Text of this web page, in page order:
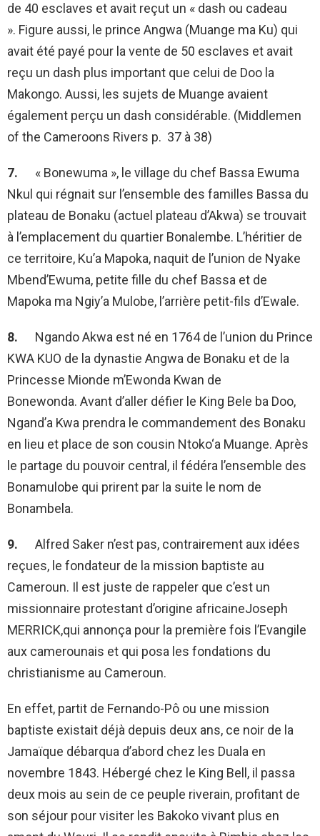
de 40 esclaves et avait reçut un « dash ou cadeau
». Figure aussi, le prince Angwa (Muange ma Ku) qui
avait été payé pour la vente de 50 esclaves et avait
reçu un dash plus important que celui de Doo la
Makongo. Aussi, les sujets de Muange avaient
également perçu un dash considérable. (Middlemen
of the Cameroons Rivers p. 37 à 38)
7. « Bonewuma », le village du chef Bassa Ewuma
Nkul qui régnait sur l’ensemble des familles Bassa du
plateau de Bonaku (actuel plateau d’Akwa) se trouvait
à l’emplacement du quartier Bonalembe. L’héritier de
ce territoire, Ku’a Mapoka, naquit de l’union de Nyake
Mbend’Ewuma, petite fille du chef Bassa et de
Mapoka ma Ngiy’a Mulobe, l’arrière petit-fils d’Ewale.
8. Ngando Akwa est né en 1764 de l’union du Prince
KWA KUO de la dynastie Angwa de Bonaku et de la
Princesse Mionde m’Ewonda Kwan de
Bonewonda. Avant d’aller défier le King Bele ba Doo,
Ngand’a Kwa prendra le commandement des Bonaku
en lieu et place de son cousin Ntoko‘a Muange. Après
le partage du pouvoir central, il fédéra l’ensemble des
Bonamulobe qui prirent par la suite le nom de
Bonambela.
9. Alfred Saker n’est pas, contrairement aux idées
reçues, le fondateur de la mission baptiste au
Cameroun. Il est juste de rappeler que c’est un
missionnaire protestant d’origine africaineJoseph
MERRICK,qui annonça pour la première fois l’Evangile
aux camerounais et qui posa les fondations du
christianisme au Cameroun.
En effet, partit de Fernando-Pô ou une mission
baptiste existait déjà depuis deux ans, ce noir de la
Jamaïque débarqua d’abord chez les Duala en
novembre 1843. Hébergé chez le King Bell, il passa
deux mois au sein de ce peuple riverain, profitant de
son séjour pour visiter les Bakoko vivant plus en